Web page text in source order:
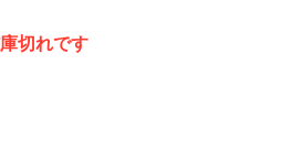
切れです